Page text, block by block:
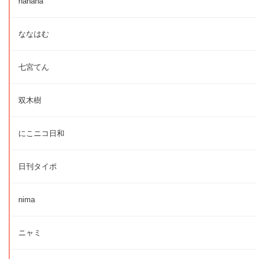
ななはむ
七宮てん
双木樹
にこニコ日和
日刊タイポ
nima
ニャミ